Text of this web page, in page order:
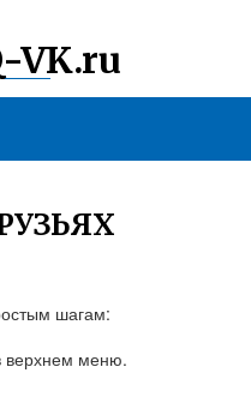
VK.ru
шагам:
верхнем меню.